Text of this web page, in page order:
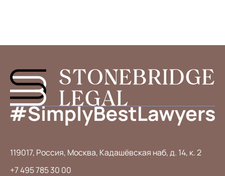
119017, Россия, Москва, Кадашёвская наб, д. 14, к. 2
+7 495 785 30 00